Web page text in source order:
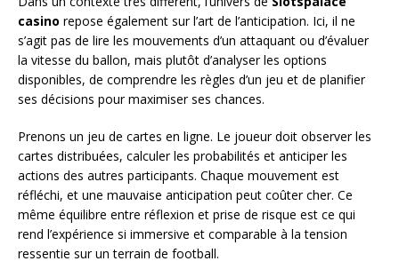
casino repose également sur l’art de l’anticipation. Ici, il ne
s’agit pas de lire les mouvements d’un attaquant ou d’évaluer
la vitesse du ballon, mais plutôt d’analyser les options
disponibles, de comprendre les règles d’un jeu et de planifier
ses décisions pour maximiser ses chances.
Prenons un jeu de cartes en ligne. Le joueur doit observer les
cartes distribuées, calculer les probabilités et anticiper les
actions des autres participants. Chaque mouvement est
réfléchi, et une mauvaise anticipation peut coûter cher. Ce
même équilibre entre réflexion et prise de risque est ce qui
rend l’expérience si immersive et comparable à la tension
ressentie sur un terrain de football.